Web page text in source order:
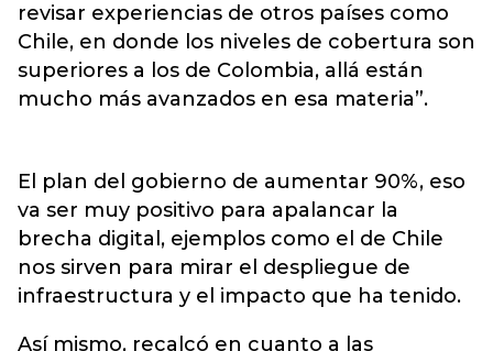
revisar experiencias de otros países como
Chile, en donde los niveles de cobertura son
superiores a los de Colombia, allá están
mucho más avanzados en esa materia”.
El plan del gobierno de aumentar 90%, eso
va ser muy positivo para apalancar la
brecha digital, ejemplos como el de Chile
nos sirven para mirar el despliegue de
infraestructura y el impacto que ha tenido.
Así mismo, recalcó en cuanto a las